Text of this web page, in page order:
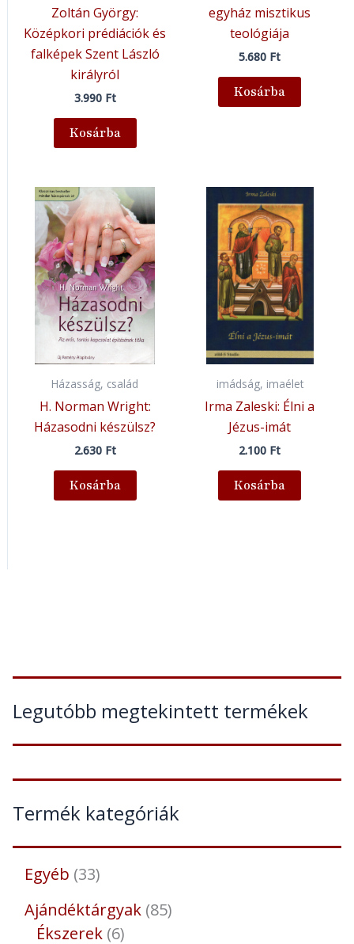
Legutóbb megtekintett termékek
Termék kategóriák
Egyéb 33
Ajándéktárgyak 85
Ékszerek 6
Zoltán György:
Középkori prédiációk és
falképek Szent László
királyról
3.990 Ft
Kosárba
egyház misztikus
teológiája
5.680 Ft
Kosárba
Házasság, család
H. Norman Wright:
Házasodni készülsz?
2.630 Ft
Kosárba
imádság, imaélet
Irma Zaleski: Élni a
Jézus-imát
2.100 Ft
Kosárba